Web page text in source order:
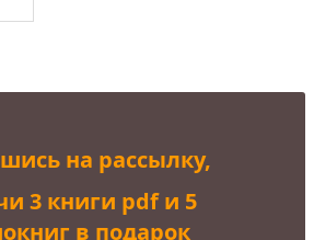
на рассылку,
3 книги pdf и 5
в подарок